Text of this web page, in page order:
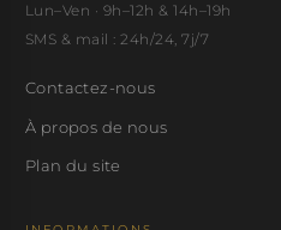
Lun–Ven · 9h–12h & 14h–19h
SMS & mail : 24h/24, 7j/7
Contactez-nous
À propos de nous
Plan du site